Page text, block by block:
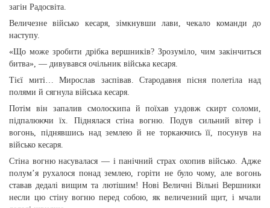
загін Радосвіта.
Величезне військо кесаря, зімкнувши лави, чекало команди до
наступу.
«Що може зробити дрібка вершників? Зрозуміло, чим закінчиться
битва», — дивувався очільник війська кесаря.
Тієї миті… Мирослав заспівав. Стародавня пісня полетіла над
полями й сягнула війська кесаря.
Потім він запалив смолоскипа й поїхав уздовж скирт соломи,
підпалюючи їх. Піднялася стіна вогню. Подув сильний вітер і
вогонь, піднявшись над землею й не торкаючись її, посунув на
військо кесаря.
Стіна вогню насувалася — і панічний страх охопив військо. Адже
полум’я рухалося понад землею, горіти не було чому, але вогонь
ставав дедалі вищим та лютішим! Нові Величні Вільні Вершники
несли цю стіну вогню перед собою, як величезний щит, і мчали